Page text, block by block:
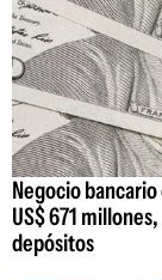
Negocio
US$ 671
depósitos